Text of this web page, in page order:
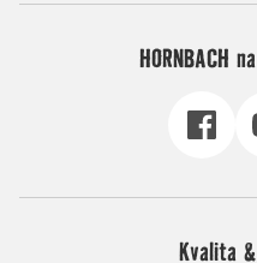
HORNBACH
Kvalita